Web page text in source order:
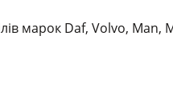
марок Daf, Volvo, Man,